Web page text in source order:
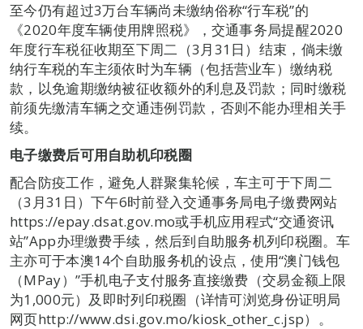
至今仍有超过3万台车辆尚未缴纳俗称“行车税”的
《2020年度车辆使用牌照税》，交通事务局提醒2020
年度行车税征收期至下周二（3月31日）结束，倘未缴
纳行车税的车主须依时为车辆（包括营业车）缴纳税
款，以免逾期缴纳被征收额外的利息及罚款；同时缴税
前须先缴清车辆之交通违例罚款，否则不能办理相关手
续。
电子缴费后可用自助机印税圈
配合防疫工作，避免人群聚集轮候，车主可于下周二
（3月31日）下午6时前登入交通事务局电子缴费网站
https://epay.dsat.gov.mo或手机应用程式“交通资讯
站”App办理缴费手续，然后到自助服务机列印税圈。车
主亦可于本澳14个自助服务机的设点，使用“澳门钱包
（MPay）”手机电子支付服务直接缴费（交易金额上限
为1,000元）及即时列印税圈（详情可浏览身份证明局
网页http://www.dsi.gov.mo/kiosk_other_c.jsp）。